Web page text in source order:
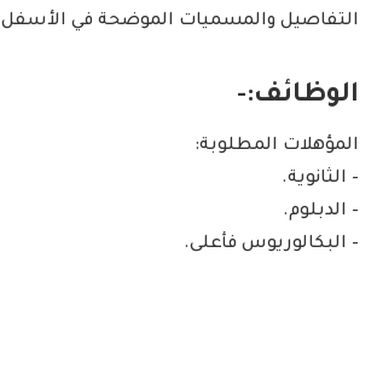
التفاصيل والمسميات الموضحة في الأسفل
الوظائف:-
المؤهلات المطلوبة:
– الثانوية.
– الدبلوم.
– البكالوريوس فأعلى.